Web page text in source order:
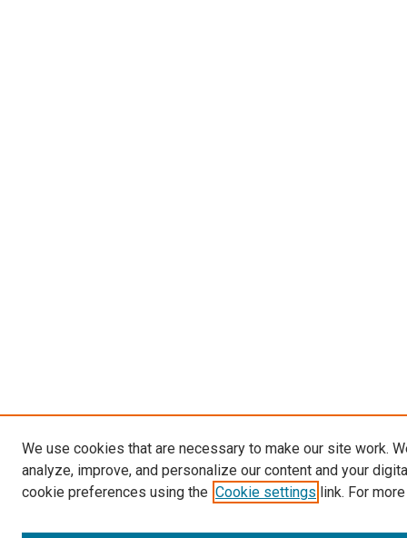
We use cookies that are necessary to make our site work.
analyze, improve, and personalize our content and your
cookie preferences using the Cookie settings link. For